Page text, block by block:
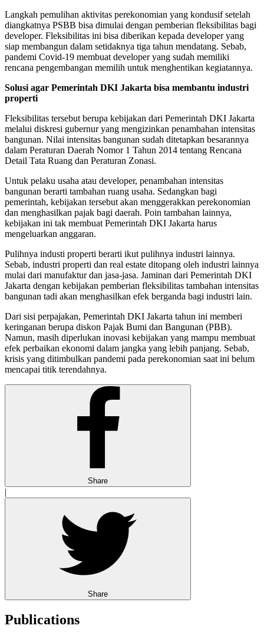
Langkah pemulihan aktivitas perekonomian yang kondusif setelah
diangkatnya PSBB bisa dimulai dengan pemberian fleksibilitas bagi
developer. Fleksibilitas ini bisa diberikan kepada developer yang
siap membangun dalam setidaknya tiga tahun mendatang. Sebab,
pandemi Covid-19 membuat developer yang sudah memiliki
rencana pengembangan memilih untuk menghentikan kegiatannya.
Solusi agar Pemerintah DKI Jakarta bisa membantu industri
properti
Fleksibilitas tersebut berupa kebijakan dari Pemerintah DKI Jakarta
melalui diskresi gubernur yang mengizinkan penambahan intensitas
bangunan. Nilai intensitas bangunan sudah ditetapkan besarannya
dalam Peraturan Daerah Nomor 1 Tahun 2014 tentang Rencana
Detail Tata Ruang dan Peraturan Zonasi.
Untuk pelaku usaha atau developer, penambahan intensitas
bangunan berarti tambahan ruang usaha. Sedangkan bagi
pemerintah, kebijakan tersebut akan menggerakkan perekonomian
dan menghasilkan pajak bagi daerah. Poin tambahan lainnya,
kebijakan ini tak membuat Pemerintah DKI Jakarta harus
mengeluarkan anggaran.
Pulihnya industi properti berarti ikut pulihnya industri lainnya.
Sebab, industri properti dan real estate ditopang oleh industri lainnya
mulai dari manufaktur dan jasa-jasa. Jaminan dari Pemerintah DKI
Jakarta dengan kebijakan pemberian fleksibilitas tambahan intensitas
bangunan tadi akan menghasilkan efek berganda bagi industri lain.
Dari sisi perpajakan, Pemerintah DKI Jakarta tahun ini memberi
keringanan berupa diskon Pajak Bumi dan Bangunan (PBB).
Namun, masih diperlukan inovasi kebijakan yang mampu membuat
efek perbaikan ekonomi dalam jangka yang lebih panjang. Sebab,
krisis yang ditimbulkan pandemi pada perekonomian saat ini belum
mencapai titik terendahnya.
Share
|
Share
Publications